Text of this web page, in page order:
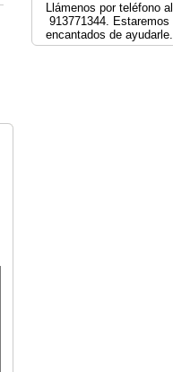
Llámenos por teléfono al
913771344. Estaremos
encantados de ayudarle.